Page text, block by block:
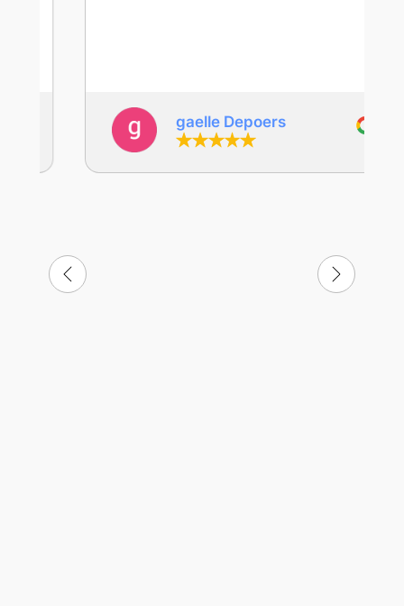
gaelle Depoers